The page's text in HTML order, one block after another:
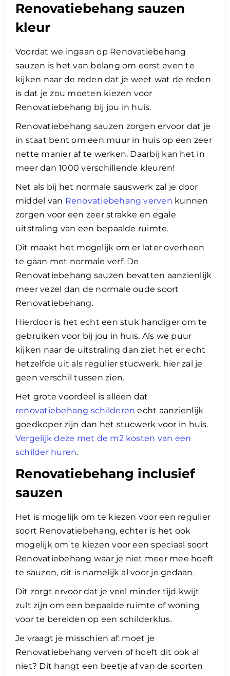
Renovatiebehang sauzen
kleur
Voordat we ingaan op Renovatiebehang
sauzen is het van belang om eerst even te
kijken naar de reden dat je weet wat de reden
is dat je zou moeten kiezen voor
Renovatiebehang bij jou in huis.
Renovatiebehang sauzen zorgen ervoor dat je
in staat bent om een muur in huis op een zeer
nette manier af te werken. Daarbij kan het in
meer dan 1000 verschillende kleuren!
Net als bij het normale sauswerk zal je door
middel van Renovatiebehang verven kunnen
zorgen voor een zeer strakke en egale
uitstraling van een bepaalde ruimte.
Dit maakt het mogelijk om er later overheen
te gaan met normale verf. De
Renovatiebehang sauzen bevatten aanzienlijk
meer vezel dan de normale oude soort
Renovatiebehang.
​Hierdoor is het echt een stuk handiger om te
gebruiken voor bij jou in huis. Als we puur
kijken naar de uitstraling dan ziet het er echt
hetzelfde uit als regulier stucwerk, hier zal je
geen verschil tussen zien.
Het grote voordeel is alleen dat
renovatiebehang schilderen echt aanzienlijk
goedkoper zijn dan het stucwerk voor in huis.
Vergelijk deze met de m2 kosten van een
schilder huren.
Renovatiebehang inclusief
sauzen
Het is mogelijk om te kiezen voor een regulier
soort Renovatiebehang, echter is het ook
mogelijk om te kiezen voor een speciaal soort
Renovatiebehang waar je niet meer mee hoeft
te sauzen, dit is namelijk al voor je gedaan.
Dit zorgt ervoor dat je veel minder tijd kwijt
zult zijn om een bepaalde ruimte of woning
voor te bereiden op een schilderklus.
Je vraagt je misschien af: moet je
Renovatiebehang verven of hoeft dit ook al
niet? Dit hangt een beetje af van de soorten